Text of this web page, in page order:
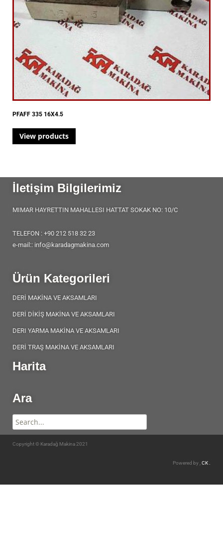
PFAFF 335 16X4.5
View products
İletişim Bilgilerimiz
MIMAR HAYRETTIN MAHALLESI HATTAT SOKAK NO: 10/C
TELEFON : +90 212 518 32 23
e-mail:: info@karadagmakina.com
Ürün Kategorileri
DERİ MAKİNA VE AKSAMLARI
DERİ DİKİŞ MAKİNA VE AKSAMLARI
DERI YARMA MAKİNA VE AKSAMLARI
DERİ TRAŞ MAKİNA VE AKSAMLARI
Harita
Ara
Copyright © Karadağ Makina 2021
Powered by , CK .